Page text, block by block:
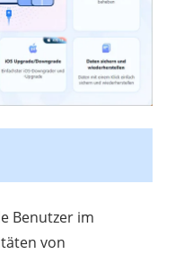
Benutzer im
von